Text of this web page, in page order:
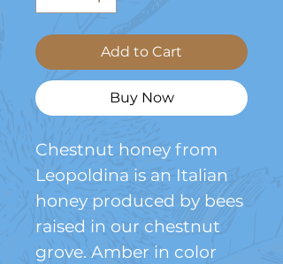
Add to Cart
Buy Now
Chestnut honey from
Leopoldina is an Italian
honey produced by bees
raised in our chestnut
grove. Amber in color